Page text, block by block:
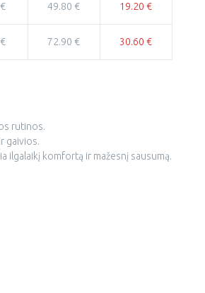
49.80 € 19.20 €
72.90 € 30.60 €
rutinos.
gaivios.
ilgalaikį komfortą ir mažesnį sausumą.